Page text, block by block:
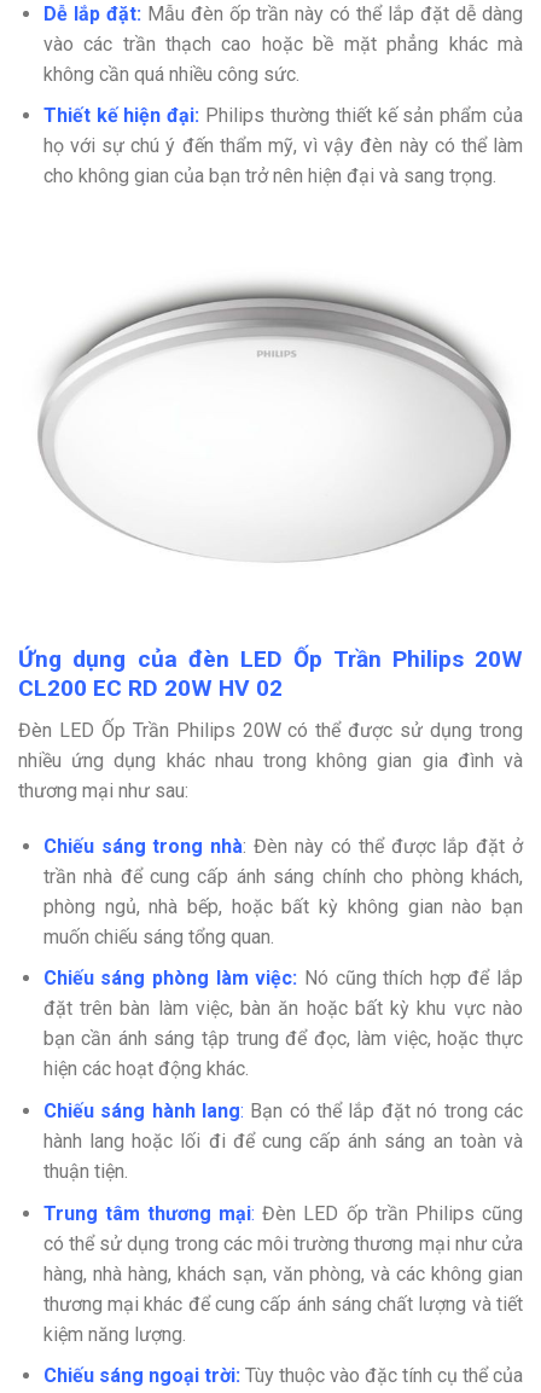
Dễ lắp đặt:Mẫu đèn ốp trần này có thể lắp đặt dễ dàng
vào các trần thạch cao hoặc bề mặt phẳng khác mà
không cần quá nhiều công sức.
Thiết kế hiện đại: Philips thường thiết kế sản phẩm của
họ với sự chú ý đến thẩm mỹ, vì vậy đèn này có thể làm
cho không gian của bạn trở nên hiện đại và sang trọng.
Ứng dụng của đèn LED Ốp Trần Philips 20W
CL200 EC RD 20W HV 02
Đèn LED Ốp Trần Philips 20W có thể được sử dụng trong
nhiều ứng dụng khác nhau trong không gian gia đình và
thương mại như sau:
Chiếu sáng trong nhà:Đèn này có thể được lắp đặt ở
trần nhà để cung cấp ánh sáng chính cho phòng khách,
phòng ngủ, nhà bếp, hoặc bất kỳ không gian nào bạn
muốn chiếu sáng tổng quan.
Chiếu sáng phòng làm việc: Nó cũng thích hợp để lắp
đặt trên bàn làm việc, bàn ăn hoặc bất kỳ khu vực nào
bạn cần ánh sáng tập trung để đọc, làm việc, hoặc thực
hiện các hoạt động khác.
Chiếu sáng hành lang: Bạn có thể lắp đặt nó trong các
hành lang hoặc lối đi để cung cấp ánh sáng an toàn và
thuận tiện.
Trung tâm thương mại:Đèn LED ốp trần Philips cũng
có thể sử dụng trong các môi trường thương mại như cửa
hàng, nhà hàng, khách sạn, văn phòng, và các không gian
thương mại khác để cung cấp ánh sáng chất lượng và tiết
kiệm năng lượng.
Chiếu sáng ngoại trời:Tùy thuộc vào đặc tính cụ thể của